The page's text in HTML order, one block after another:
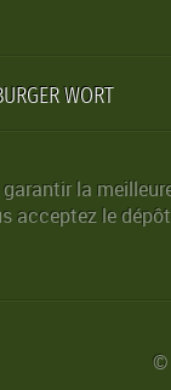
WORT
la
acceptez le
©